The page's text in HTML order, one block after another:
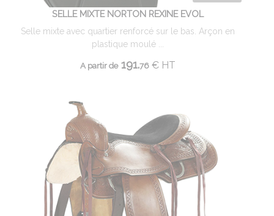
SELLE MIXTE NORTON REXINE EVOL
Selle mixte avec quartier renforcé sur le bas. Arçon en
plastique moulé ...
A partir de191.76 € HT